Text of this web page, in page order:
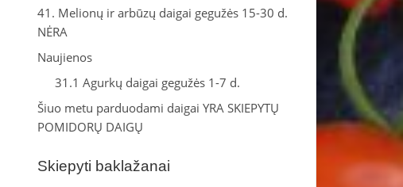
41. Melionų ir arbūzų daigai gegužės 15-30 d.
NĖRA
Naujienos
31.1 Agurkų daigai gegužės 1-7 d.
Šiuo metu parduodami daigai YRA SKIEPYTŲ
POMIDORŲ DAIGŲ
Skiepyti baklažanai